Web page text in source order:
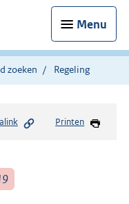
Menu
zoeken Regeling
Printen